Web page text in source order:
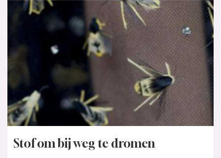
Stof om bij weg te dromen